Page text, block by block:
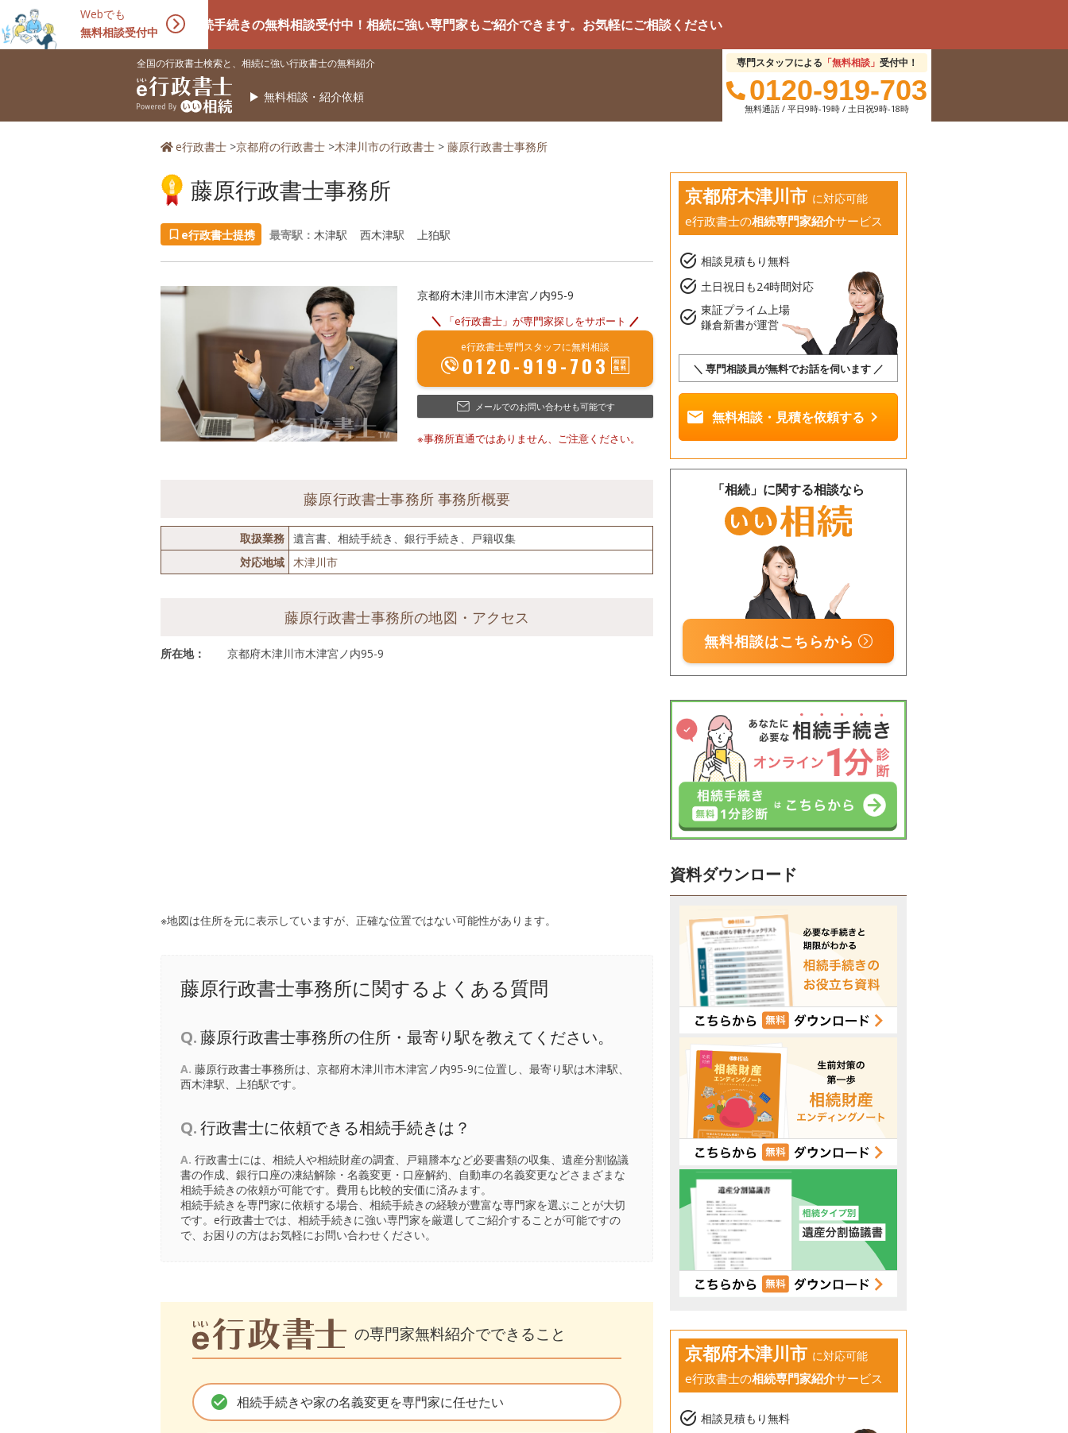
Webでも
無料相談受付中相続手続きの無料相談受付中！相続に強い専門家もご紹介できます。お気軽にご相談ください
全国の行政書士検索と、相続に強い行政書士の無料紹介
無料相談・紹介依頼
専門スタッフによる 「無料相談」 受付中！
0120-919-703
無料通話 / 平日9時-19時 / 土日祝9時-18時
e行政書士 >京都府の行政書士 >木津川市の行政書士 > 藤原行政書士事務所
藤原行政書士事務所
e行政書士提携 最寄駅： 木津駅 西木津駅 上狛駅
京都府木津川市木津宮ノ内95-9
「e行政書士」が専門家探しをサポート
e行政書士専門スタッフに無料相談
0120-919-703
メールでのお問い合わせも可能です
※事務所直通ではありません、ご注意ください。
藤原行政書士事務所 事務所概要
取扱業務 遺言書、相続手続き、銀行手続き、戸籍収集
対応地域 木津川市
藤原行政書士事務所の地図・アクセス
所在地： 京都府木津川市木津宮ノ内95-9
※地図は住所を元に表示していますが、正確な位置ではない可能性があります。
藤原行政書士事務所に関するよくある質問
Q.藤原行政書士事務所の住所・最寄り駅を教えてください。
A. 藤原行政書士事務所は、京都府木津川市木津宮ノ内95-9に位置し、最寄り駅は木津駅、
西木津駅、 上狛駅です。
Q.行政書士に依頼できる相続手続きは？
A. 行政書士には、相続人や相続財産の調査、戸籍謄本など必要書類の収集、遺産分割協議
書の作成、銀行口座の凍結解除・名義変更・口座解約、自動車の名義変更などさまざまな
相続手続きの依頼が可能です。費用も比較的安価に済みます。
相続手続きを専門家に依頼する場合、相続手続きの経験が豊富な専門家を選ぶことが大切
です。e行政書士では、相続手続きに強い専門家を厳選してご紹介することが可能ですの
で、お困りの方はお気軽にお問い合わせください。
の専門家無料紹介でできること
check_circle 相続手続きや家の名義変更を専門家に任せたい
京都府木津川市 に対応可能
e行政書士の相続専門家紹介サービス
task_alt 相談見積もり無料
task_alt 土日祝日も24時間対応
task_alt 東証プライム上場
鎌倉新書が運営
＼ 専門相談員が無料でお話を伺います ／
mail 無料相談・見積を依頼する chevron_right
「相続」に関する相談なら
無料相談はこちらから
資料ダウンロード
京都府木津川市 に対応可能
e行政書士の相続専門家紹介サービス
task_alt 相談見積もり無料